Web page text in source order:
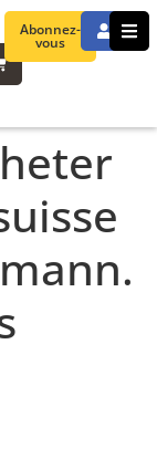
Abonnez-
vous